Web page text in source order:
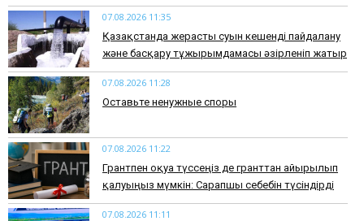
07.08.2026 11:35
Қазақстанда жерасты суын кешенді пайдалану
және басқару тұжырымдамасы әзірленіп жатыр
07.08.2026 11:28
Оставьте ненужные споры
07.08.2026 11:22
Грантпен оқуға түссеңіз де гранттан айырылып
қалуыңыз мүмкін: Сарапшы себебін түсіндірді
07.08.2026 11:11